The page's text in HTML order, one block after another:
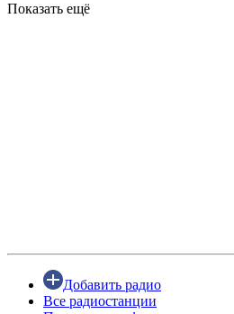
Показать ещё
Добавить радио
Все радиостанции